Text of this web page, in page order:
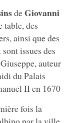
deGiovanni
table, des
ainsi que des
issues des
auteur
du Palais
II en 1670
fois la